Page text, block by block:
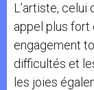
L’artiste, celui
appel plus fort
engagement
difficultés et
les joies